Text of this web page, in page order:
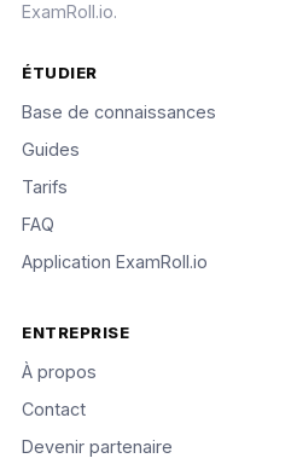
ExamRoll.io.
ÉTUDIER
Base de connaissances
Guides
Tarifs
FAQ
Application ExamRoll.io
ENTREPRISE
À propos
Contact
Devenir partenaire